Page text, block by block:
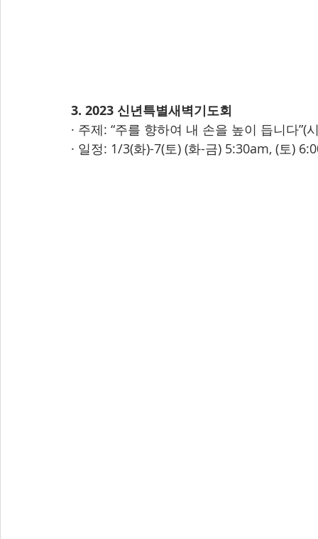
3. 2023 신년특별새벽기도회
· 주제: “주를 향하여 내 손을 높이 듭니다”(
· 일정: 1/3(화)-7(토) (화-금) 5:30am, (토)